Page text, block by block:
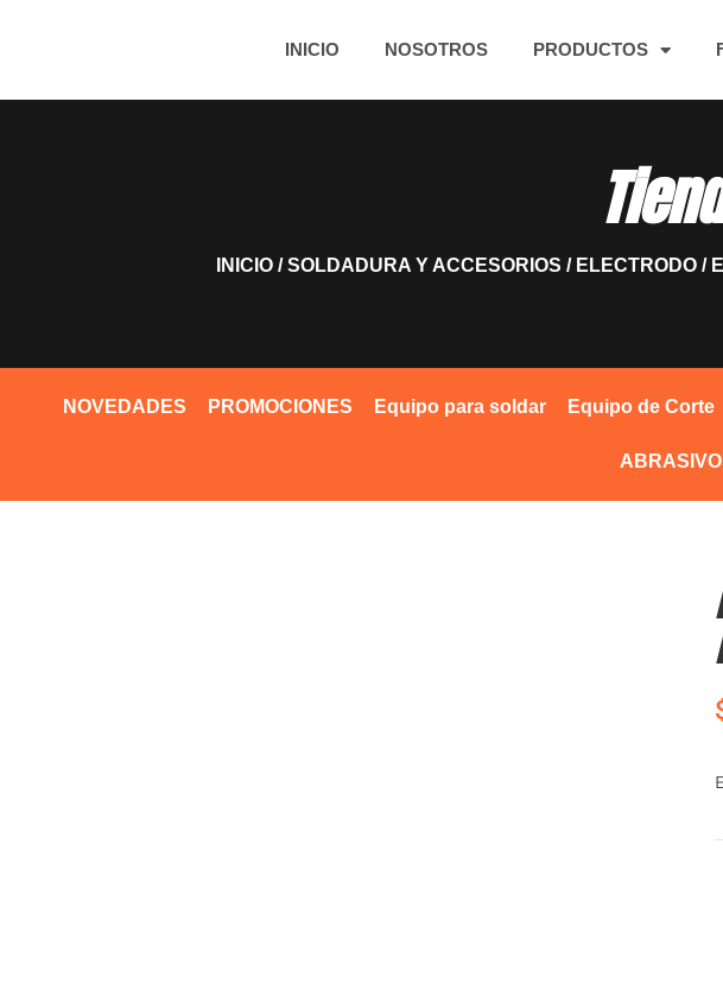
INICIO NOSOTROS PRODUCTOS
INICIO /SOLDADURA Y ACCESORIOS / ELECTRODO /
NOVEDADES PROMOCIONES Equipo para soldar Equipo de Corte